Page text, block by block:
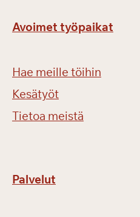
Avoimet työpaikat
Hae meille töihin
Kesätyöt
Tietoa meistä
Palvelut